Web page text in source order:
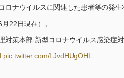
ロナウイルスに関連した患者等の発
22日現在）。
対策本部 新型コロナウイルス感染症対
pic.twitter.com/LJvdHUgOHL